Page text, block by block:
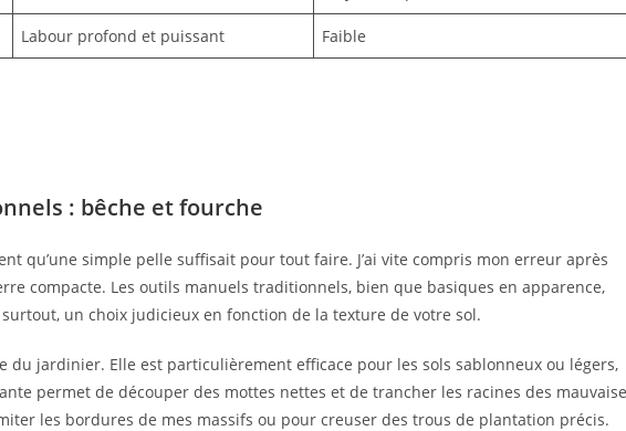
Labour profond et puissant Faible
: bêche et fourche
qu’une simple pelle suffisait pour tout faire. J’ai vite compris mon erreur après
compacte. Les outils manuels traditionnels, bien que basiques en apparence,
un choix judicieux en fonction de la texture de votre sol.
du jardinier. Elle est particulièrement efficace pour les sols sablonneux ou légers,
permet de découper des mottes nettes et de trancher les racines des
les bordures de mes massifs ou pour creuser des trous de plantation précis.